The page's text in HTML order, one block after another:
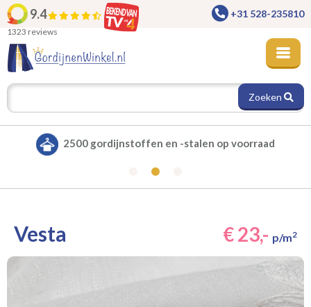
9.4
1323 reviews
+31 528-235810
Zoeken
Alle gordijnen verduisterend leverbaar
Vesta € 23,- p/m2